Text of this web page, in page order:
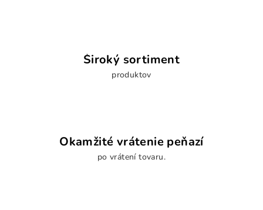
Široký sortiment
produktov
Okamžité vrátenie peňazí
po vrátení tovaru.